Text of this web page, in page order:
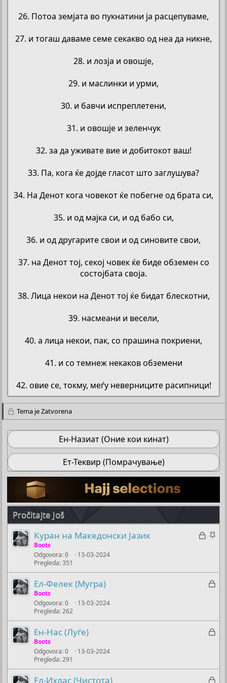
26. Потоа земјата во пукнатини ја расцепуваме,
27. и тогаш даваме семе секакво од неа да никне,
28. и лозја и овошје,
29. и маслинки и урми,
30. и бавчи испреплетени,
31. и овошје и зеленчук
32. за да уживате вие и добитокот ваш!
33. Па, кога ќе дојде гласот што заглушува?
34. На Денот кога човекот ќе побегне од брата си,
35. и од мајка си, и од бабо си,
36. и од другарите свои и од синовите свои,
37. на Денот тој, секој човек ќе биде обземен со
состојбата своја.
38. Лица некои на Денот тој ќе бидат блескотни,
39. насмеани и весели,
40. а лица некои, пак, со прашина покриени,
41. и со темнеж некаков обземени
42. овие се, токму, меѓу неверниците расипници!​
Tema je Zatvorena
Ен-Назиат (Оние кои кинат)
Ет-Теквир (Помрачување)
Pročitajte Još
Z
u
n
o
Z
e
t
e
Куран на Македонски Јазик
Boots
Odgovora 0
Pregleda 351
13-03-2024
Z
u
n
Ел-Фелек (Мугра)
Boots
Odgovora 0
Pregleda 262
13-03-2024
Z
Ен-Нас (Луѓе)
Boots
Odgovora 0
Pregleda 291
13-03-2024
Z
Ел-Ихлас (Чистота)